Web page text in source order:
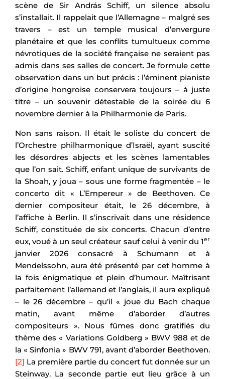
scène de Sir András Schiff, un silence absolu
s’installait. Il rappelait que l’Allemagne – malgré ses
travers – est un temple musical d’envergure
planétaire et que les conflits tumultueux comme
névrotiques de la société française ne seraient pas
admis dans ses salles de concert. Je formule cette
observation dans un but précis : l’éminent pianiste
d’origine hongroise conservera toujours – à juste
titre – un souvenir détestable de la soirée du 6
novembre dernier à la Philharmonie de Paris.
Non sans raison. Il était le soliste du concert de
l’Orchestre philharmonique d’Israël, ayant suscité
les désordres abjects et les scènes lamentables
que l’on sait. Schiff, enfant unique de survivants de
la Shoah, y joua – sous une forme fragmentée – le
concerto dit « L’Empereur » de Beethoven. Ce
dernier compositeur était, le 26 décembre, à
l’affiche à Berlin. Il s’inscrivait dans une résidence
Schiff, constituée de six concerts. Chacun d’entre
eux, voué à un seul créateur sauf celui à venir du 1er
janvier 2026 consacré à Schumann et à
Mendelssohn, aura été présenté par cet homme à
la fois énigmatique et plein d’humour. Maîtrisant
parfaitement l’allemand et l’anglais, il aura expliqué
– le 26 décembre – qu’il « joue du Bach chaque
matin, avant même d’aborder d’autres
compositeurs ». Nous fûmes donc gratifiés du
thème des « Variations Goldberg » BWV 988 et de
la « Sinfonia » BWV 791, avant d’aborder Beethoven.
[2] La première partie du concert fut donnée sur un
Steinway. La seconde partie eut lieu grâce à un